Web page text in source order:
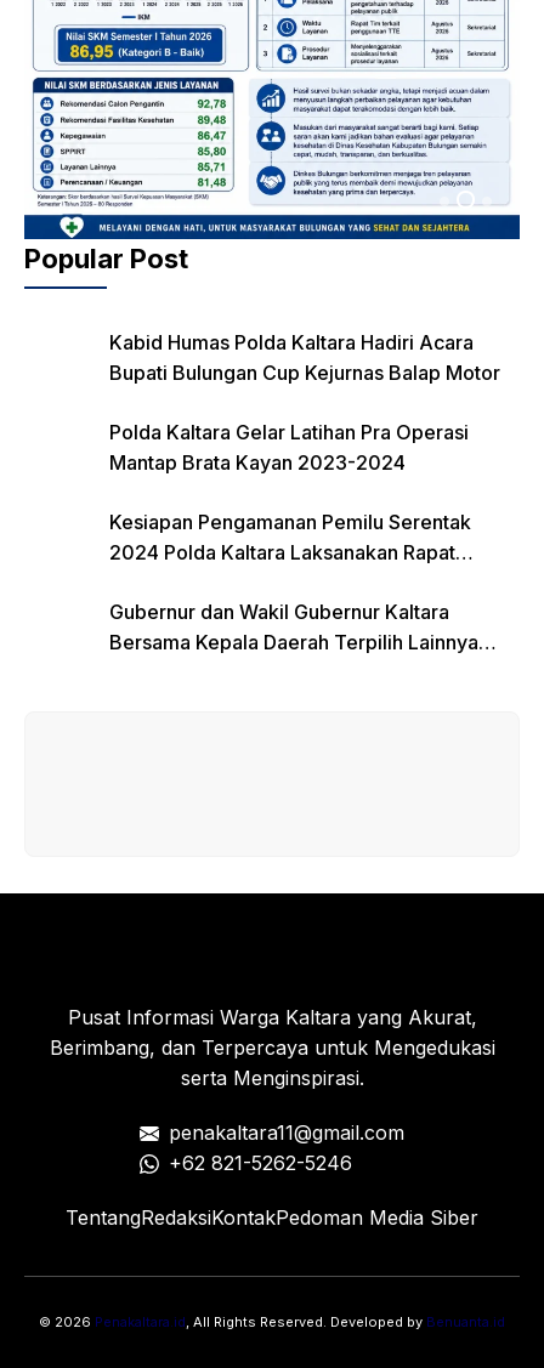
Popular Post
Kabid Humas Polda Kaltara Hadiri Acara
Bupati Bulungan Cup Kejurnas Balap Motor
Polda Kaltara Gelar Latihan Pra Operasi
Mantap Brata Kayan 2023-2024
Kesiapan Pengamanan Pemilu Serentak
2024 Polda Kaltara Laksanakan Rapat
Gubernur dan Wakil Gubernur Kaltara
Bersama Kepala Daerah Terpilih Lainnya
Pusat Informasi Warga Kaltara yang Akurat,
Berimbang, dan Terpercaya untuk Mengedukasi
serta Menginspirasi.
penakaltara11@gmail.com
+62 821-5262-5246
TentangRedaksiKontakPedoman Media Siber
© 2026 Penakaltara.id, All Rights Reserved. Developed by Benuanta.id